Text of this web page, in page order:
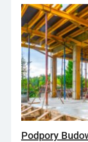
Podpory